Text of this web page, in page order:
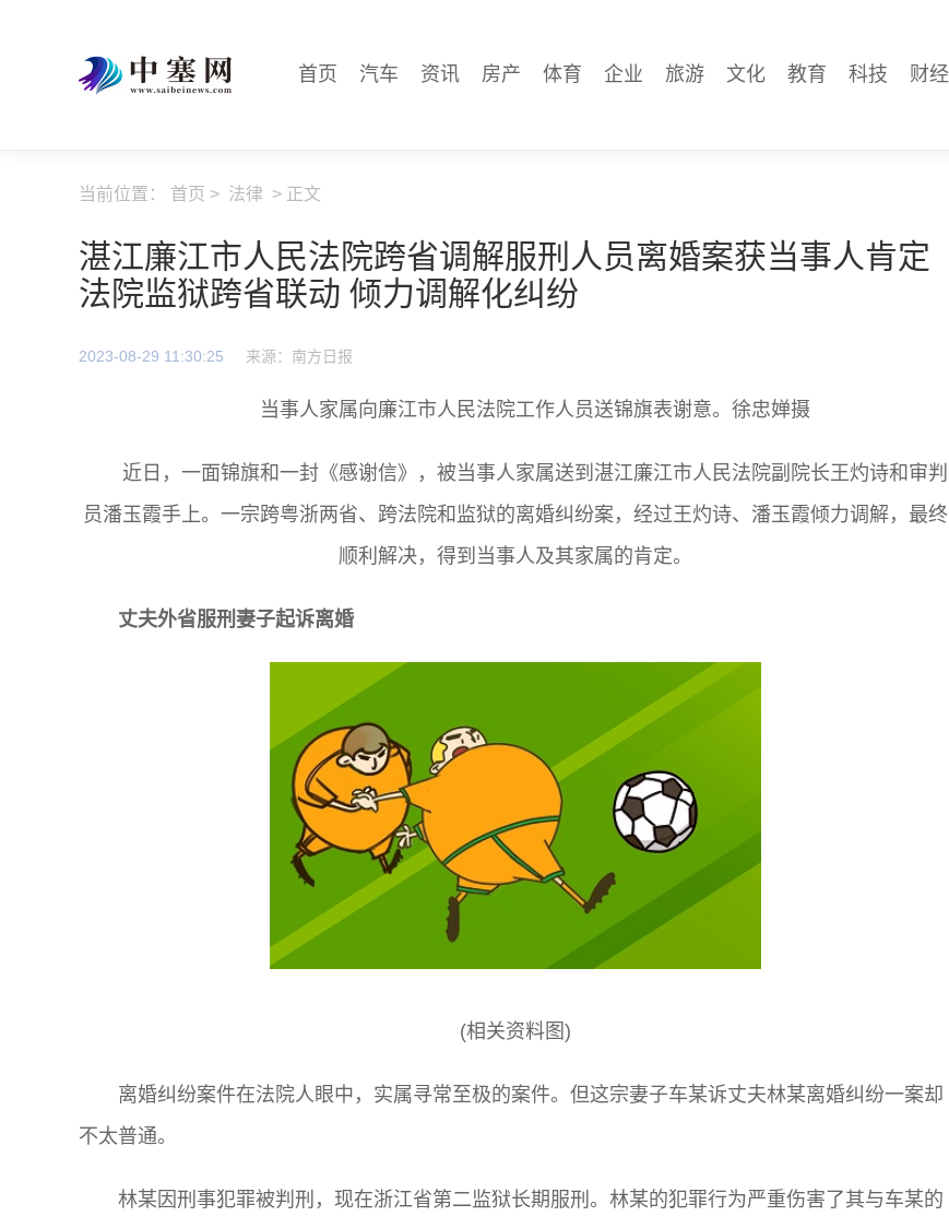
首页 汽车 资讯 房产 体育 企业 旅游 文化 教育 科技 财经
当前位置： 首页 > 法律 > 正文
湛江廉江市人民法院跨省调解服刑人员离婚案获当事人肯定
法院监狱跨省联动 倾力调解化纠纷
2023-08-29 11:30:25 来源：南方日报
当事人家属向廉江市人民法院工作人员送锦旗表谢意。徐忠婵摄
近日，一面锦旗和一封《感谢信》，被当事人家属送到湛江廉江市人民法院副院长王灼诗和审判
员潘玉霞手上。一宗跨粤浙两省、跨法院和监狱的离婚纠纷案，经过王灼诗、潘玉霞倾力调解，最终
顺利解决，得到当事人及其家属的肯定。
丈夫外省服刑妻子起诉离婚
(相关资料图)
离婚纠纷案件在法院人眼中，实属寻常至极的案件。但这宗妻子车某诉丈夫林某离婚纠纷一案却
不太普通。
林某因刑事犯罪被判刑，现在浙江省第二监狱长期服刑。林某的犯罪行为严重伤害了其与车某的